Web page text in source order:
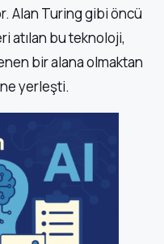
Alan Turing gibi öncü
atılan bu teknoloji,
bir alana olmaktan
yerleşti.